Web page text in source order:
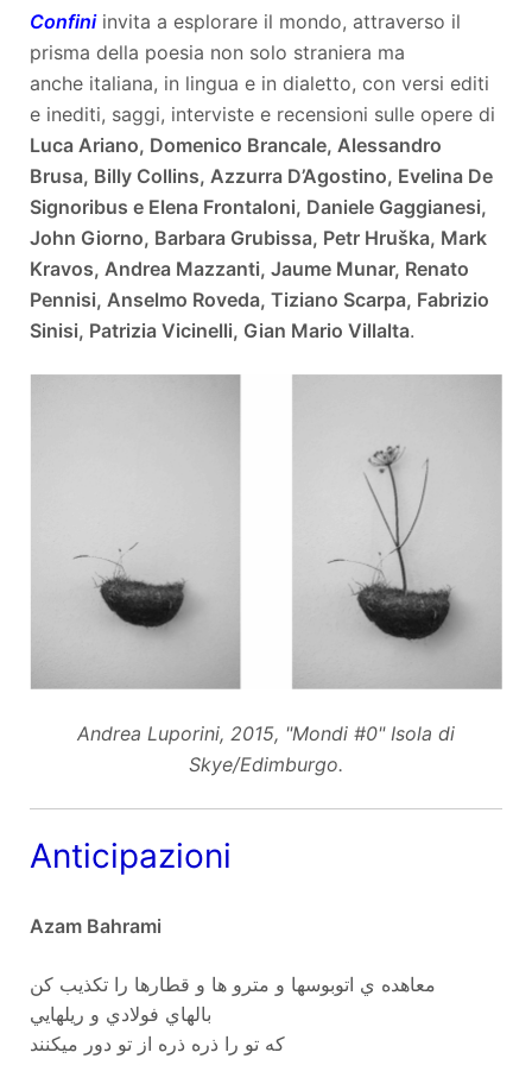
Confiniinvita a esplorare il mondo, attraverso il
prisma della poesia non solo straniera ma
anche italiana, in lingua e in dialetto, con versi editi
e inediti, saggi, interviste e recensioni sulle opere di
Luca Ariano, Domenico Brancale, Alessandro
Brusa, Billy Collins, Azzurra D’Agostino, Evelina De
Signoribus e Elena Frontaloni, Daniele Gaggianesi,
John Giorno, Barbara Grubissa, Petr Hruška, Mark
Kravos, Andrea Mazzanti, Jaume Munar, Renato
Pennisi, Anselmo Roveda, Tiziano Scarpa, Fabrizio
Sinisi, Patrizia Vicinelli, Gian Mario Villalta.
Andrea Luporini, 2015, "Mondi #0" Isola di
Skye/Edimburgo.
Anticipazioni
Azam Bahrami
معاهده ي اتوبوسها و مترو ها و قطارها را تكذيب كن
بالهاي فولادي و ريلهايي
كه تو را ذره ذره از تو دور ميكنند